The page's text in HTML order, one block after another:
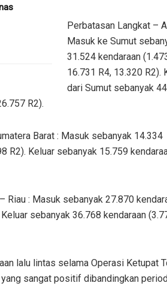
Perbatasan Langkat –
Masuk ke Sumut
31.524 kendaraan
16.731 R4, 13.320 R2).
dari Sumut sebanyak
R2).
Barat : Masuk sebanyak 14.334
R2). Keluar sebanyak 15.759
Riau : Masuk sebanyak 27.870
sebanyak 36.768 kendaraan
lalu lintas selama Operasi Ketupat
sangat positif dibandingkan